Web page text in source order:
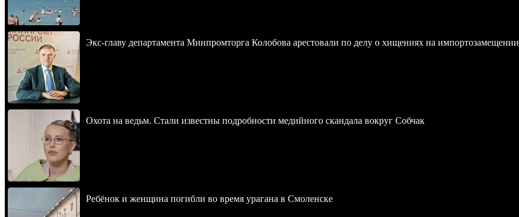
Экс-главу департамента Минпромторга Колобова арестовали по делу о хищениях на импортозамещении
Охота на ведьм. Стали известны подробности медийного скандала вокруг Собчак
Ребёнок и женщина погибли во время урагана в Смоленске